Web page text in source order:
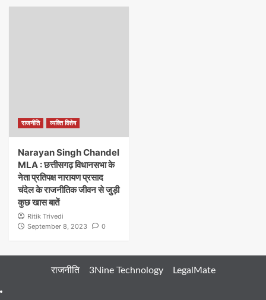
राजनीति व्यक्ति विशेष
Narayan Singh Chandel
MLA : छत्तीसगढ़ विधानसभा के
नेता प्रतिपक्ष नारायण प्रसाद
चंदेल के राजनीतिक जीवन से जुड़ी
कुछ खास बातें
Ritik Trivedi
September 8, 2023
0
राजनीति 3Nine Technology LegalMate